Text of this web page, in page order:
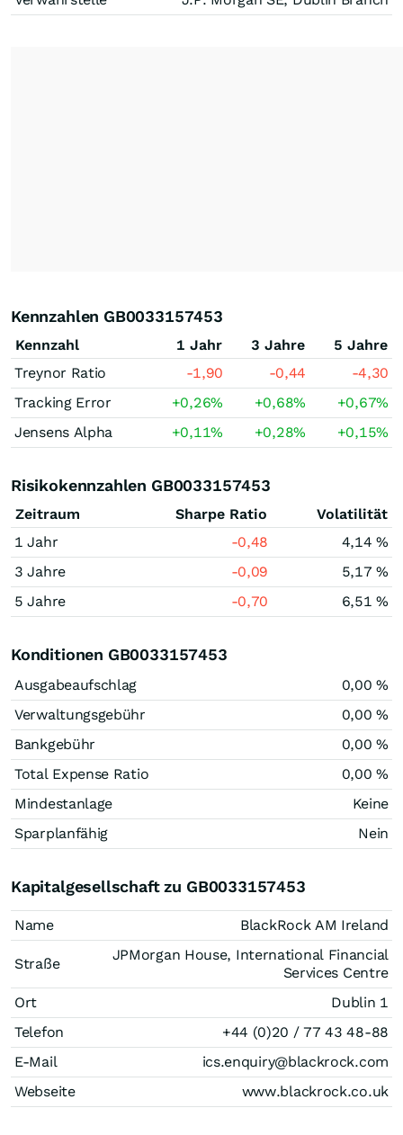
Kennzahlen GB0033157453
Kennzahl 1 Jahr 3 Jahre
5 Jahre
Treynor Ratio
-1,90 -0,44
-4,30
Tracking Error
+0,26% +0,68% +0,67%
Jensens Alpha
+0,11% +0,28% +0,15%
Risikokennzahlen GB0033157453
Zeitraum Sharpe Ratio
Volatilität
1 Jahr
-0,48
4,14 %
3 Jahre
-0,09
5,17 %
5 Jahre
-0,70 6,51 %
Konditionen GB0033157453
Ausgabeaufschlag
0,00 %
Verwaltungsgebühr
0,00 %
Bankgebühr
0,00 %
Total Expense Ratio
0,00 %
Mindestanlage
Keine
Sparplanfähig
Nein
Kapitalgesellschaft zu GB0033157453
Name BlackRock AM Ireland
Straße
JPMorgan House, International Financial
Services Centre
Ort
Dublin 1
Telefon
+44 (0)20 / 77 43 48-88
E-Mail
ics.enquiry@blackrock.com
Webseite
www.blackrock.co.uk